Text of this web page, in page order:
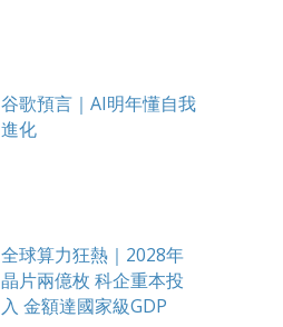
谷歌預言｜AI明年懂自我
進化
全球算力狂熱｜2028年
晶片兩億枚 科企重本投
入 金額達國家級GDP